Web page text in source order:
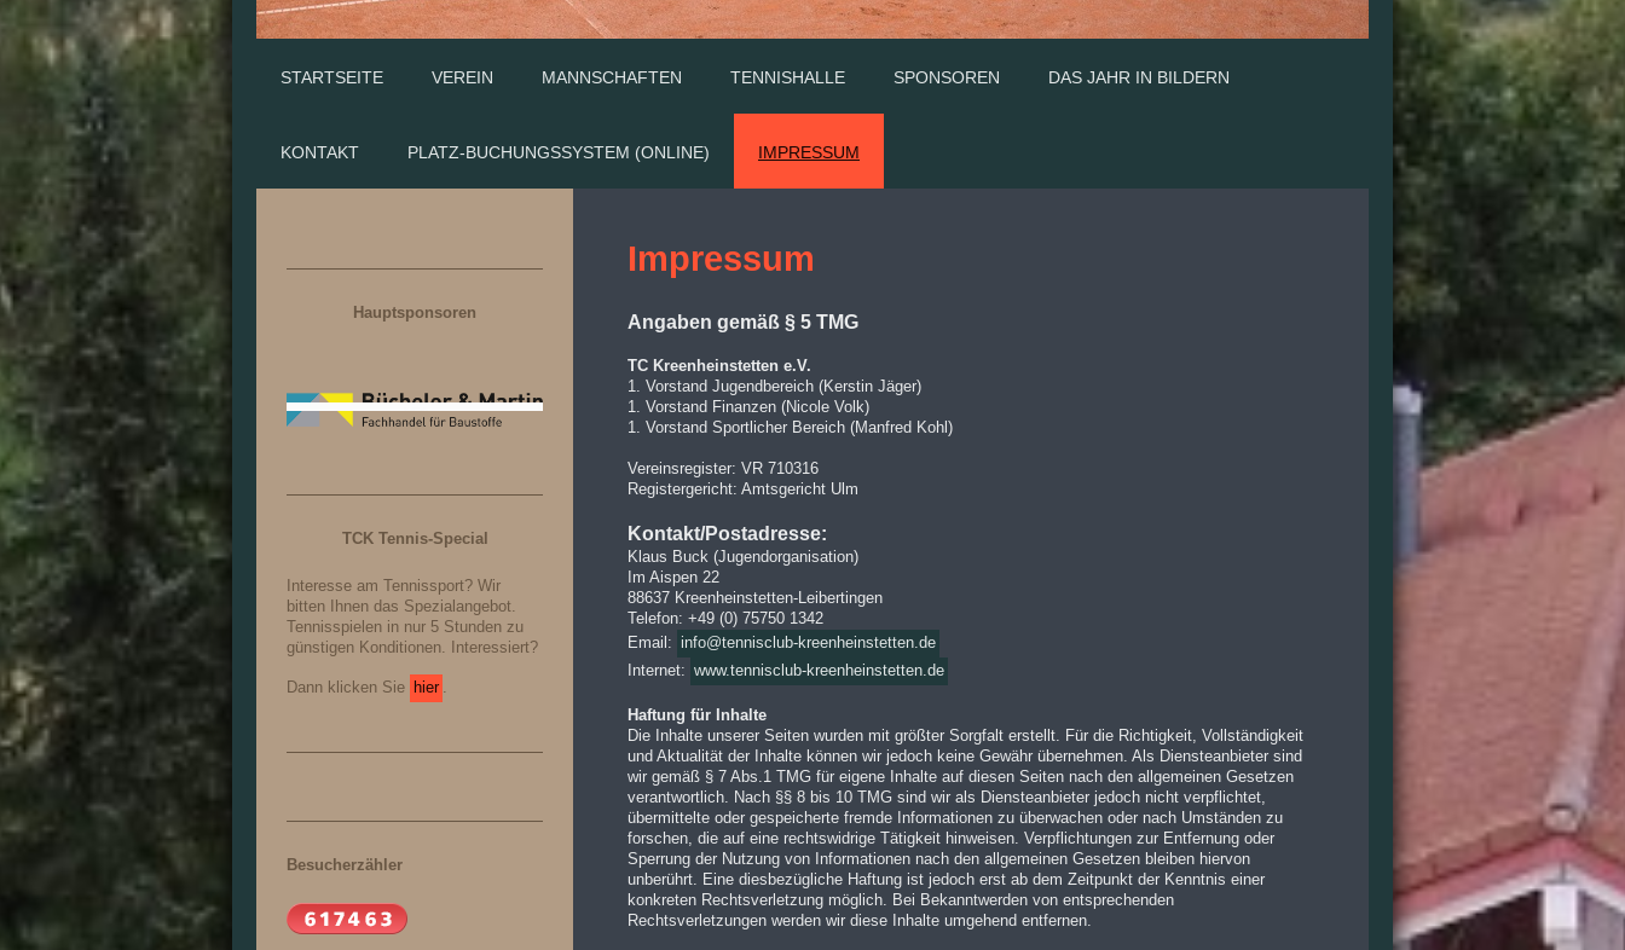
STARTSEITE VEREIN MANNSCHAFTEN TENNISHALLE SPONSOREN DAS JAHR IN BILDERN
KONTAKT PLATZ-BUCHUNGSSYSTEM (ONLINE) IMPRESSUM
Impressum
Angaben gemäß § 5 TMG
TC Kreenheinstetten e.V.
1. Vorstand Jugendbereich (Kerstin Jäger)
1. Vorstand Finanzen (Nicole Volk)
1. Vorstand Sportlicher Bereich (Manfred Kohl)
Vereinsregister: VR 710316
Registergericht: Amtsgericht Ulm
Kontakt/Postadresse:
Klaus Buck (Jugendorganisation)
Im Aispen 22
88637 Kreenheinstetten-Leibertingen
Telefon: +49 (0) 75750 1342
Email: info@tennisclub-kreenheinstetten.de
Internet: www.tennisclub-kreenheinstetten.de
Haftung für Inhalte
Die Inhalte unserer Seiten wurden mit größter Sorgfalt erstellt. Für die Richtigkeit, Vollständigkeit
und Aktualität der Inhalte können wir jedoch keine Gewähr übernehmen. Als Diensteanbieter sind
wir gemäß § 7 Abs.1 TMG für eigene Inhalte auf diesen Seiten nach den allgemeinen Gesetzen
verantwortlich. Nach §§ 8 bis 10 TMG sind wir als Diensteanbieter jedoch nicht verpflichtet,
übermittelte oder gespeicherte fremde Informationen zu überwachen oder nach Umständen zu
forschen, die auf eine rechtswidrige Tätigkeit hinweisen. Verpflichtungen zur Entfernung oder
Sperrung der Nutzung von Informationen nach den allgemeinen Gesetzen bleiben hiervon
unberührt. Eine diesbezügliche Haftung ist jedoch erst ab dem Zeitpunkt der Kenntnis einer
konkreten Rechtsverletzung möglich. Bei Bekanntwerden von entsprechenden
Rechtsverletzungen werden wir diese Inhalte umgehend entfernen.
Hauptsponsoren
TCK Tennis-Special
Interesse am Tennissport? Wir
bitten Ihnen das Spezialangebot.
Tennisspielen in nur 5 Stunden zu
günstigen Konditionen. Interessiert?
Dann klicken Sie hier
Besucherzähler